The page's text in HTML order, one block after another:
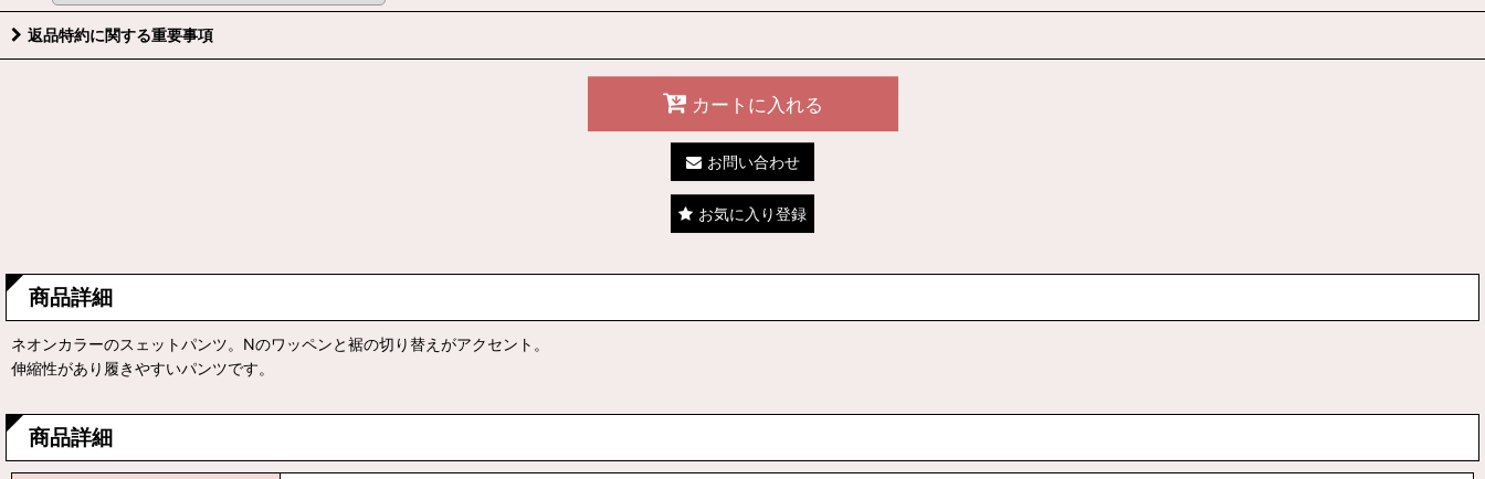
返品特約に関する重要事項
カートに入れる
お問い合わせ
お気に入り登録
商品詳細
ネオンカラーのスェットパンツ。Nのワッペンと裾の切り替えがアクセント。
伸縮性があり履きやすいパンツです。
商品詳細